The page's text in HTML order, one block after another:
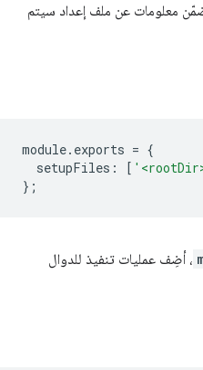
معلومات عن ملف إعداد سيتم
module. exports = {
setupFiles : [
};
، أضِف عمليات تنفيذ للدوال